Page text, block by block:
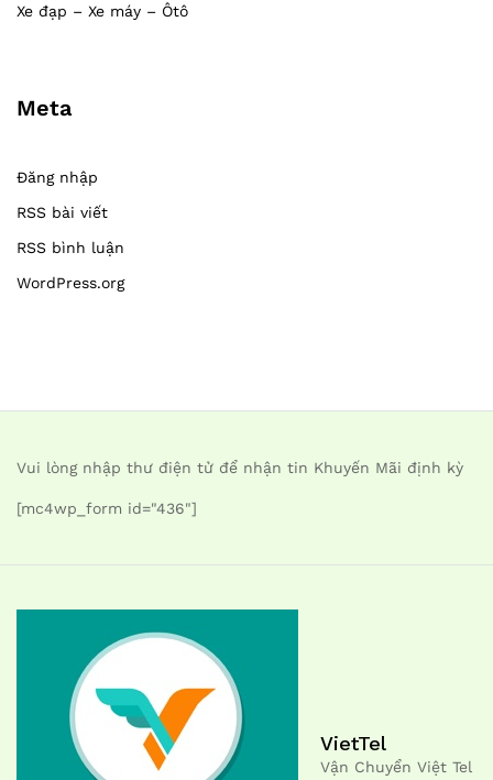
Xe đạp – Xe máy – Ôtô
Meta
Đăng nhập
RSS bài viết
RSS bình luận
WordPress.org
Vui lòng nhập thư điện tử để nhận tin Khuyến Mãi định kỳ
[mc4wp_form id="436"]
VietTel
Vận Chuyển Việt Tel